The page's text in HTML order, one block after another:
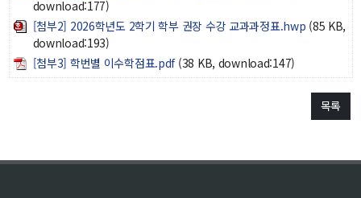
30주년
30주년 기념 동영상
download:177)
[첨부2] 2026학년도 2학기 학부 권장 수강 교과과정표.hwp (85 KB,
download:193)
[첨부3] 학번별 이수학점표.pdf (38 KB, download:147)
목록